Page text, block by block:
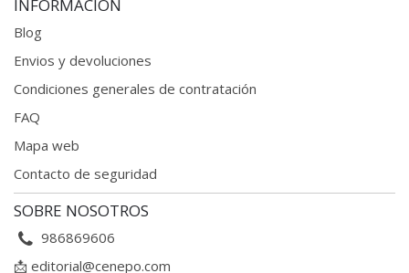
INFORMACIÓN
Blog
Envios y devoluciones
Condiciones generales de contratación
FAQ
Mapa web
Contacto de seguridad
SOBRE NOSOTROS
986869606
📩 editorial@cenepo.com